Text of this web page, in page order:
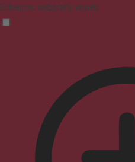
Enhances website's visuals